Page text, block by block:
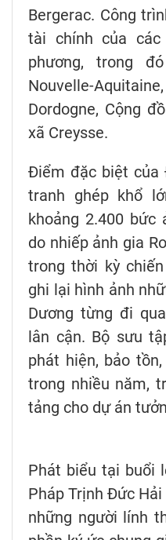
Bergerac. Công
tài chính của
phương, trong
Nouvelle-
Dordogne, Cộng
xã Creysse.
Điểm đặc biệt của
tranh ghép khổ
khoảng 2.400 bức
do nhiếp ảnh gia
trong thời kỳ
ghi lại hình ảnh
Dương từng đi
lân cận. Bộ sưu
phát hiện, bảo
trong nhiều năm,
tảng cho dự án
Phát biểu tại buổi
Pháp Trịnh Đức
những người lính